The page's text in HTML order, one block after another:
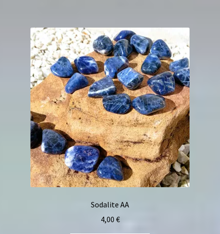
Sodalite AA
4,00 €